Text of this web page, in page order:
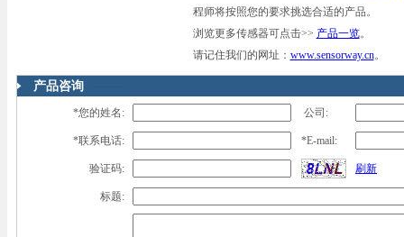
程师将按照您的要求挑选合适的产品。
浏览更多传感器可点击>> 产品一览。
请记住我们的网址： www.sensorway.cn。
产品咨询
*您的姓名: 公司:
*联系电话: *E-mail:
验证码: 刷新
标题: